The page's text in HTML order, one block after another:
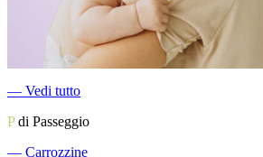
― Vedi tutto
Pdi Passeggio
― Carrozzine